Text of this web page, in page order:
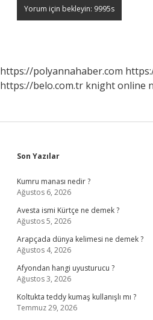
https://polyannahaber.com
https://belo.com.tr knight online
Sidebar
Son Yazılar
Kumru manası nedir ?
Ağustos 6, 2026
Avesta ismi Kürtçe ne demek ?
Ağustos 5, 2026
Arapçada dünya kelimesi ne demek ?
Ağustos 4, 2026
Afyondan hangi uyusturucu ?
Ağustos 3, 2026
Koltukta teddy kumaş kullanışlı mı ?
Temmuz 29, 2026